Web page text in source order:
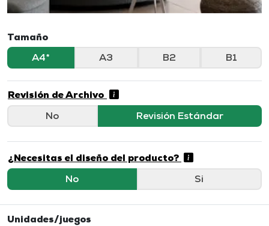
Tamaño
A4
A3 B2 B1
Revisión de Archivo
No
Revisión Estándar
¿Necesitas el diseño del producto?
No
Si
Unidades/juegos